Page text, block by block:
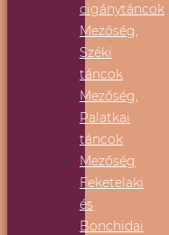
cigánytáncok
Mezőség,
Széki
táncok
Mezőség,
Palatkai
táncok
Mezőség
Feketelaki
és
Bonchidai